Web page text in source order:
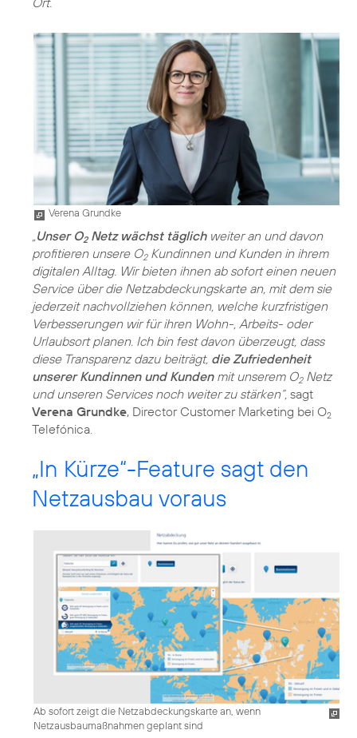
Verena Grundke
„Unser O2Netz wächst täglichweiter an und davon
profitieren unsere O2Kundinnen und Kunden in ihrem
digitalen Alltag. Wir bieten ihnen ab sofort einen neuen
Service über die Netzabdeckungskarte an, mit dem sie
jederzeit nachvollziehen können, welche kurzfristigen
Verbesserungen wir für ihren Wohn-, Arbeits- oder
Urlaubsort planen. Ich bin fest davon überzeugt, dass
diese Transparenz dazu beiträgt, die Zufriedenheit
unserer Kundinnen und Kundenmit unserem O2Netz
und unseren Services noch weiter zu stärken“, sagt
Verena Grundke, Director Customer Marketing bei O2
Telefónica.
„In Kürze“-Feature sagt den
Netzausbau voraus
Ab sofort zeigt die Netzabdeckungskarte an, wenn
Netzausbaumaßnahmen geplant sind